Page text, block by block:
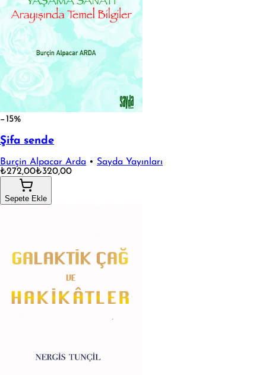
−15%
Şifa sende
Burçin Alpacar Arda • Sayda Yayınları
₺272,00₺320,00
Sepete Ekle